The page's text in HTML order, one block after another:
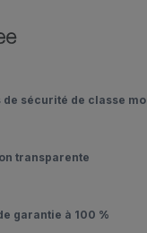
de sécurité de classe
transparente
garantie à 100 %